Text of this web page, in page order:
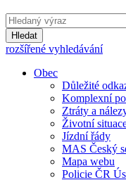
Hledat
rozšířené vyhledávání
Obec
Důležité
Komplexní
Ztráty a
Životní
Jízdní řády
MAS Český
Mapa webu
Policie ČR